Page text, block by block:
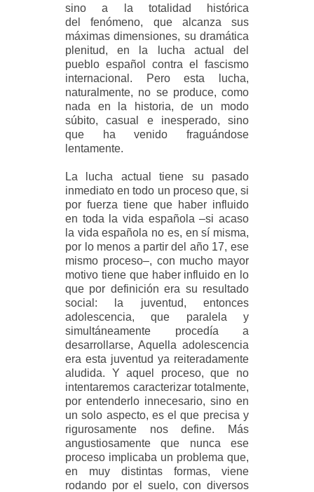
sino a la totalidad histórica
del fenómeno, que alcanza sus
máximas dimensiones, su dramática
plenitud, en la lucha actual del
pueblo español contra el fascismo
internacional. Pero esta lucha,
naturalmente, no se produce, como
nada en la historia, de un modo
súbito, casual e inesperado, sino
que ha venido fraguándose
lentamente.
La lucha actual tiene su pasado
inmediato en todo un proceso que, si
por fuerza tiene que haber influido
en toda la vida española –si acaso
la vida española no es, en sí misma,
por lo menos a partir del año 17, ese
mismo proceso–, con mucho mayor
motivo tiene que haber influido en lo
que por definición era su resultado
social: la juventud, entonces
adolescencia, que paralela y
simultáneamente procedía a
desarrollarse, Aquella adolescencia
era esta juventud ya reiteradamente
aludida. Y aquel proceso, que no
intentaremos caracterizar totalmente,
por entenderlo innecesario, sino en
un solo aspecto, es el que precisa y
rigurosamente nos define. Más
angustiosamente que nunca ese
proceso implicaba un problema que,
en muy distintas formas, viene
rodando por el suelo, con diversos